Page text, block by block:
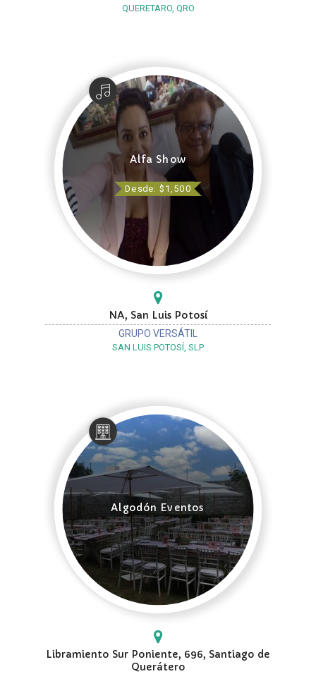
QUERETARO, QRO
Alfa Show
Desde: $1,500
NA, San Luis Potosí
GRUPO VERSÁTIL
SAN LUIS POTOSÍ, SLP
Algodón Eventos
Libramiento Sur Poniente, 696, Santiago de
Querátero